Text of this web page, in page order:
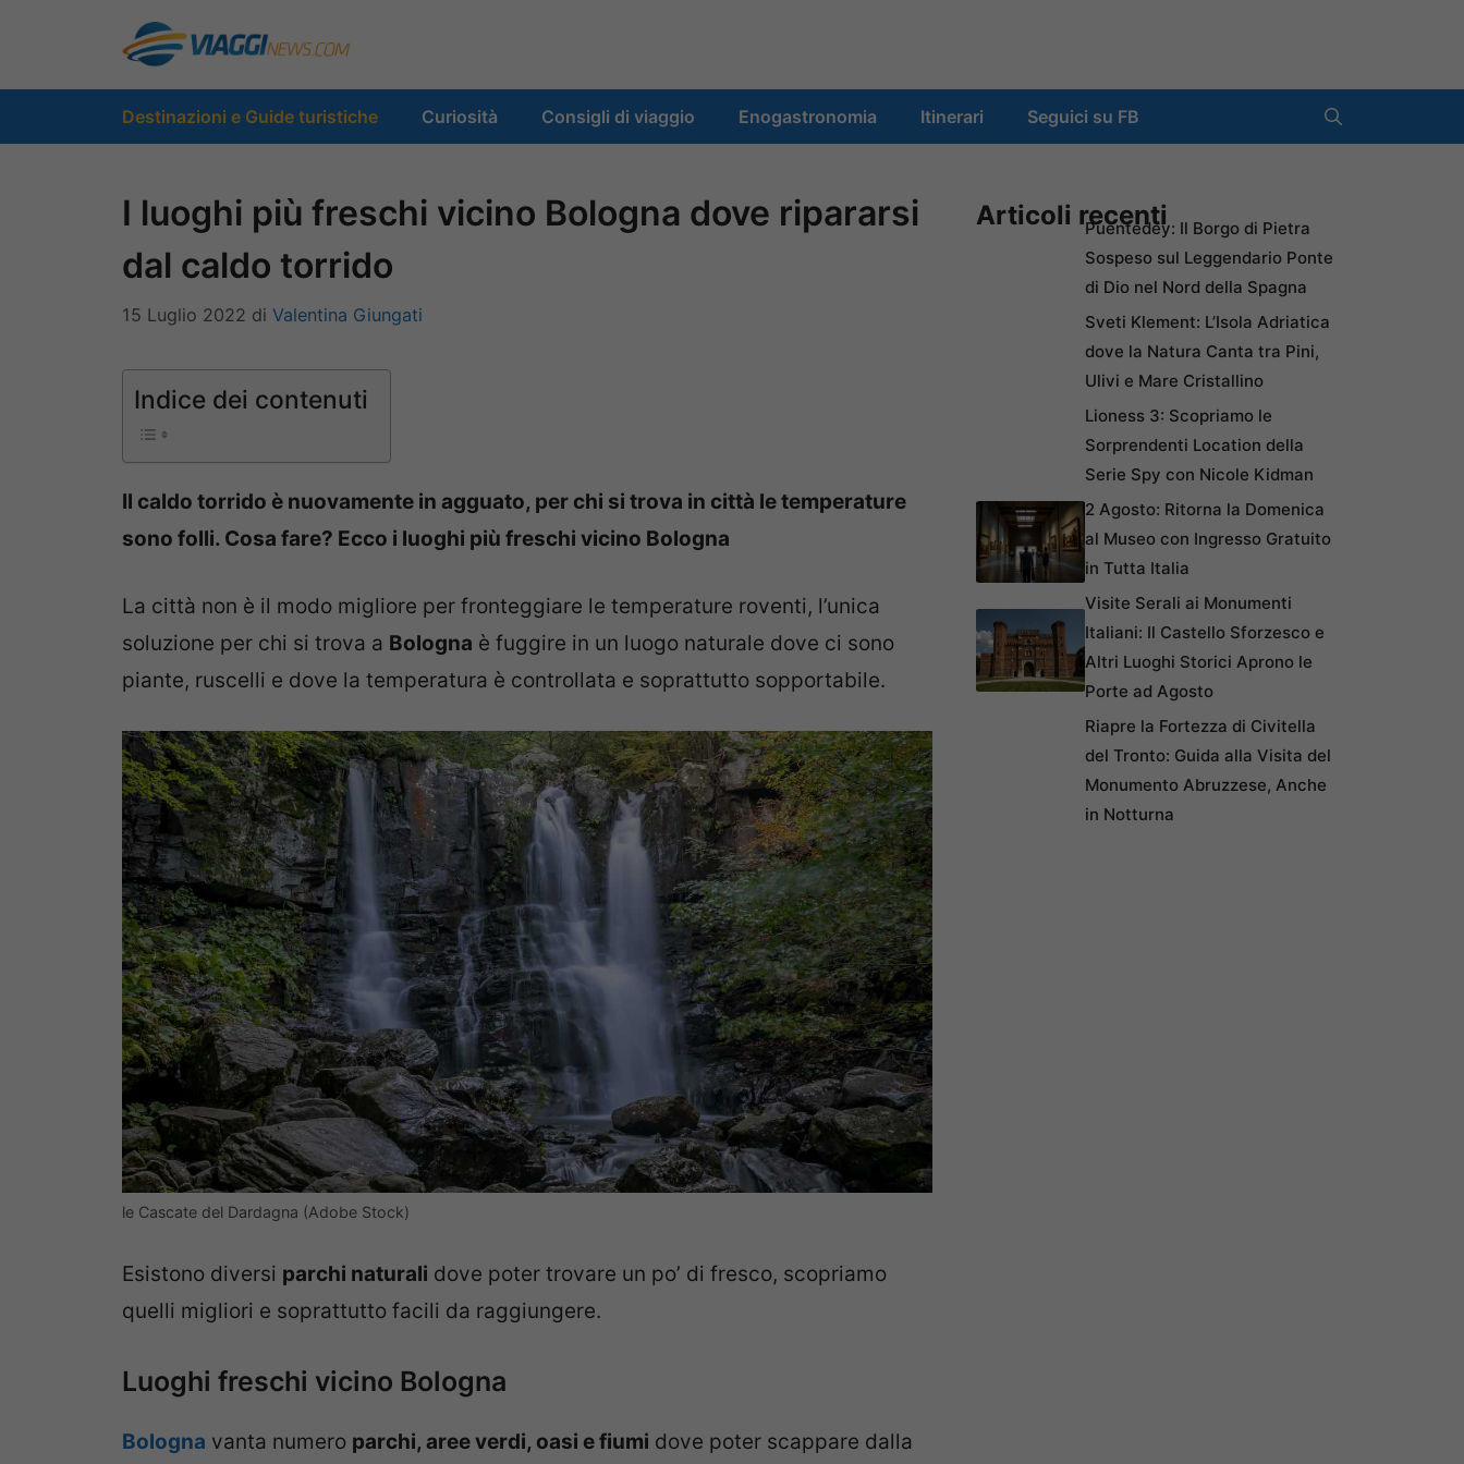
contenuto
Destinazioni e Guide turistiche Curiosità Consigli di viaggio Enogastronomia Itinerari Seguici su FB
I luoghi più freschi vicino Bologna dove ripararsi
dal caldo torrido
15 Luglio 2022 di Valentina Giungati
Indice dei contenuti
Il caldo torrido è nuovamente in agguato, per chi si trova in città le temperature
sono folli. Cosa fare? Ecco i luoghi più freschi vicino Bologna
La città non è il modo migliore per fronteggiare le temperature roventi, l’unica
soluzione per chi si trova a Bologna è fuggire in un luogo naturale dove ci sono
piante, ruscelli e dove la temperatura è controllata e soprattutto sopportabile.
le Cascate del Dardagna (Adobe Stock)
Esistono diversi parchi naturali dove poter trovare un po’ di fresco, scopriamo
quelli migliori e soprattutto facili da raggiungere.
Luoghi freschi vicino Bologna
Bologna vanta numero parchi, aree verdi, oasi e fiumi dove poter scappare dalla
Articoli recentiPuentedey: Il Borgo di Pietra
Sospeso sul Leggendario Ponte
di Dio nel Nord della Spagna
Sveti Klement: L’Isola Adriatica
dove la Natura Canta tra Pini,
Ulivi e Mare Cristallino
Lioness 3: Scopriamo le
Sorprendenti Location della
Serie Spy con Nicole Kidman
2 Agosto: Ritorna la Domenica
al Museo con Ingresso Gratuito
in Tutta Italia
Visite Serali ai Monumenti
Italiani: Il Castello Sforzesco e
Altri Luoghi Storici Aprono le
Porte ad Agosto
Riapre la Fortezza di Civitella
del Tronto: Guida alla Visita del
Monumento Abruzzese, Anche
in Notturna